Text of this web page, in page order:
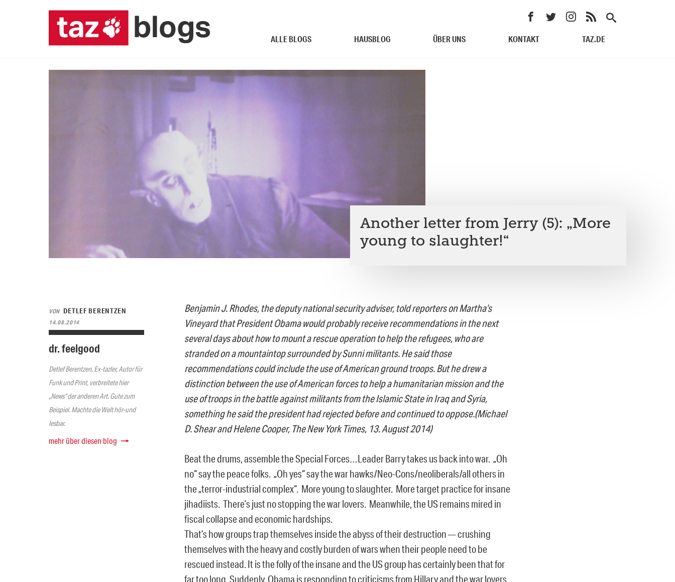
ALLE BLOGS HAUSBLOG ÜBER UNS KONTAKT TAZ.DE
Another letter from Jerry (5): „More
young to slaughter!“
VON DETLEF BERENTZEN
14.08.2014
dr. feelgood
Detlef Berentzen, Ex-tazler, Autor für
Funk und Print, verbreitete hier
„News“ der anderen Art. Gute zum
Beispiel. Machte die Welt hör-und
lesbar.
mehr über diesen blog
Benjamin J. Rhodes, the deputy national security adviser, told reporters on Martha’s
Vineyard that President Obama would probably receive recommendations in the next
several days about how to mount a rescue operation to help the refugees, who are
stranded on a mountaintop surrounded by Sunni militants. He said those
recommendations could include the use of American ground troops. But he drew a
distinction between the use of American forces to help a humanitarian mission and the
use of troops in the battle against militants from the Islamic State in Iraq and Syria,
something he said the president had rejected before and continued to oppose.(Michael
D. Shear and Helene Cooper, The New York Times, 13. August 2014)
Beat the drums, assemble the Special Forces…Leader Barry takes us back into war. „Oh
no“ say the peace folks. „Oh yes“ say the war hawks/Neo-Cons/neoliberals/all others in
the „terror-industrial complex“. More young to slaughter. More target practice for insane
jihadiists. There’s just no stopping the war lovers. Meanwhile, the US remains mired in
fiscal collapse and economic hardships.
That’s how groups trap themselves inside the abyss of their destruction — crushing
themselves with the heavy and costly burden of wars when their people need to be
rescued instead. It is the folly of the insane and the US group has certainly been that for
far too long. Suddenly, Obama is responding to criticisms from Hillary and the war lovers.